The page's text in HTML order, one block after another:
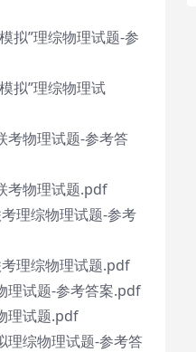
拟”理综物理试题-参
拟”理综物理试
考物理试题-参考答
考物理试题.pdf
理综物理试题-参考
理综物理试题.pdf
理试题-参考答案.pdf
理试题.pdf
理综物理试题-参考答